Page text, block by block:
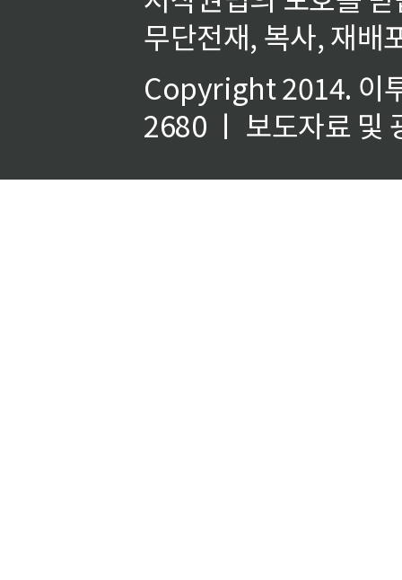
무단전재, 복사, 재배
Copyright 2014. 이
2680 ㅣ 보도자료